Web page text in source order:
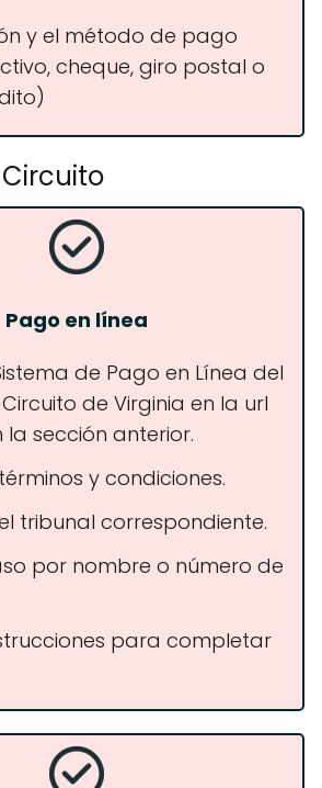
y el método de pago
cheque, giro postal o
Pago en línea
de Pago en Línea del
de Virginia en la url
sección anterior.
y condiciones.
tribunal correspondiente.
por nombre o número de
para completar